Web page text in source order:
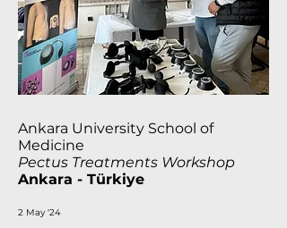
Ankara University School of
Medicine
Pectus Treatments Workshop
Ankara - Türkiye
2 May '24